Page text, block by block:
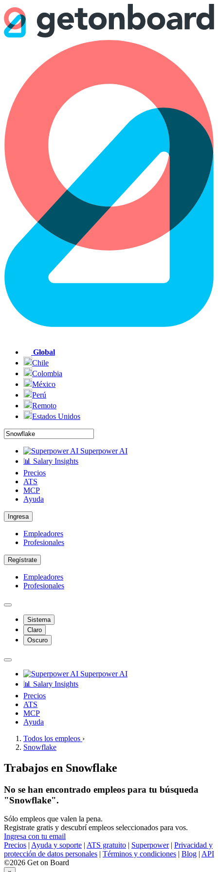
Global
Chile
Colombia
México
Perú
Remoto
Estados Unidos
Superpower AI
📊 Salary Insights
Precios
ATS
MCP
Ayuda
Ingresa
Empleadores
Profesionales
Regístrate
Empleadores
Profesionales
Sistema
Claro
Oscuro
Superpower AI
📊 Salary Insights
Precios
ATS
MCP
Ayuda
Todos los empleos ›
Snowflake
Trabajos en Snowflake
No se han encontrado empleos para tu búsqueda
"Snowflake".
Sólo empleos que valen la pena.
Registrate gratis y descubrí empleos seleccionados para vos.
Ingresa con tu email
Precios | Ayuda y soporte | ATS gratuito | Superpower| Privacidad y
protección de datos personales | Términos y condiciones | Blog | API
©2026 Get on Board